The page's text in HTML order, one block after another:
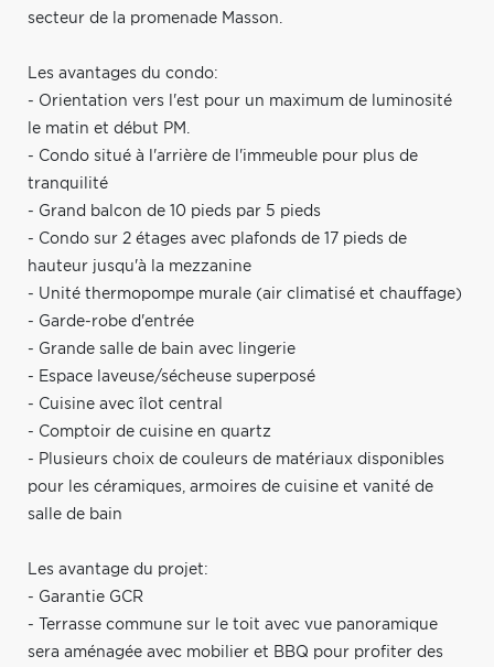
secteur de la promenade Masson.
Les avantages du condo:
- Orientation vers l'est pour un maximum de luminosité
le matin et début PM.
- Condo situé à l'arrière de l'immeuble pour plus de
tranquilité
- Grand balcon de 10 pieds par 5 pieds
- Condo sur 2 étages avec plafonds de 17 pieds de
hauteur jusqu'à la mezzanine
- Unité thermopompe murale (air climatisé et chauffage)
- Garde-robe d'entrée
- Grande salle de bain avec lingerie
- Espace laveuse/sécheuse superposé
- Cuisine avec îlot central
- Comptoir de cuisine en quartz
- Plusieurs choix de couleurs de matériaux disponibles
pour les céramiques, armoires de cuisine et vanité de
salle de bain
Les avantage du projet:
- Garantie GCR
- Terrasse commune sur le toit avec vue panoramique
sera aménagée avec mobilier et BBQ pour profiter des